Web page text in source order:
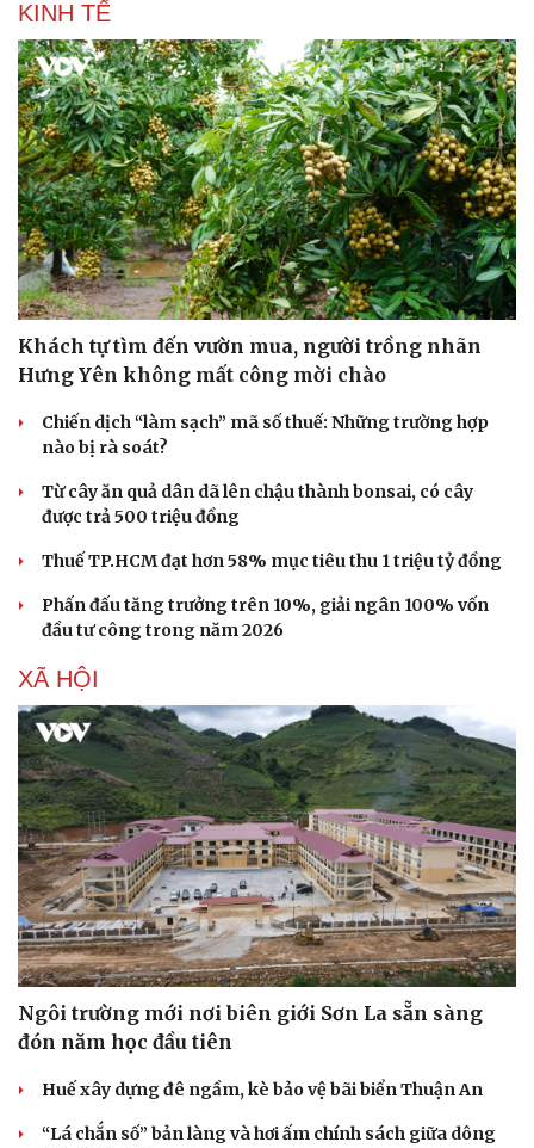
Du lịch
Tư vấn
Săn Tour
check-in
Podcast
Câu chuyện thời sự
Đọc truyện đêm khuya
Hạt giống tâm hồn
KINH TẾ
Khách tự tìm đến vườn mua, người trồng nhãn
Hưng Yên không mất công mời chào
Chiến dịch “làm sạch” mã số thuế: Những trường hợp
nào bị rà soát?
Từ cây ăn quả dân dã lên chậu thành bonsai, có cây
được trả 500 triệu đồng
Thuế TP.HCM đạt hơn 58% mục tiêu thu 1 triệu tỷ đồng
Phấn đấu tăng trưởng trên 10%, giải ngân 100% vốn
đầu tư công trong năm 2026
XÃ HỘI
Ngôi trường mới nơi biên giới Sơn La sẵn sàng
đón năm học đầu tiên
Huế xây dựng đê ngầm, kè bảo vệ bãi biển Thuận An
“Lá chắn số” bản làng và hơi ấm chính sách giữa dông